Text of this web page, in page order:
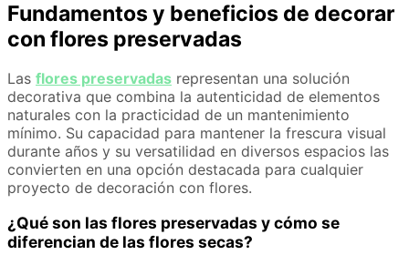
Fundamentos y beneficios de decorar
con flores preservadas
Las flores preservadas representan una solución
decorativa que combina la autenticidad de elementos
naturales con la practicidad de un mantenimiento
mínimo. Su capacidad para mantener la frescura visual
durante años y su versatilidad en diversos espacios las
convierten en una opción destacada para cualquier
proyecto de decoración con flores.
¿Qué son las flores preservadas y cómo se
diferencian de las flores secas?